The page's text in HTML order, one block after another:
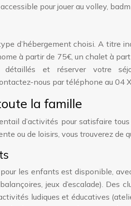
pour jouer au volley,
d’hébergement choisi. A titre
à partir de 75€, un chalet à
et réserver votre
nous par téléphone au 04
la famille
d’activités pour satisfaire
ou de loisirs, vous trouverez de
les enfants est disponible,
jeux d’escalade). Des
ludiques et éducatives